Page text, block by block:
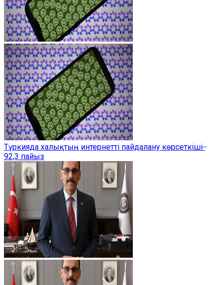
Түркияда халықтың интернетті пайдалану көрсеткіші ̶
92,3 пайыз